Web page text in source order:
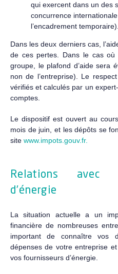
qui exercent dans un des
concurrence
l’encadrement temporaire).
Dans les deux derniers cas,
de ces pertes. Dans le cas où
groupe, le plafond d’aide sera
non de l’entreprise). Le
vérifiés et calculés par un
comptes.
Le dispositif est ouvert au
mois de juin, et les dépôts se
site www.impots.gouv.fr.
Relations avec
d’énergie
La situation actuelle a un
financière de nombreuses
important de connaître vos
dépenses de votre entreprise
vos fournisseurs d’énergie.